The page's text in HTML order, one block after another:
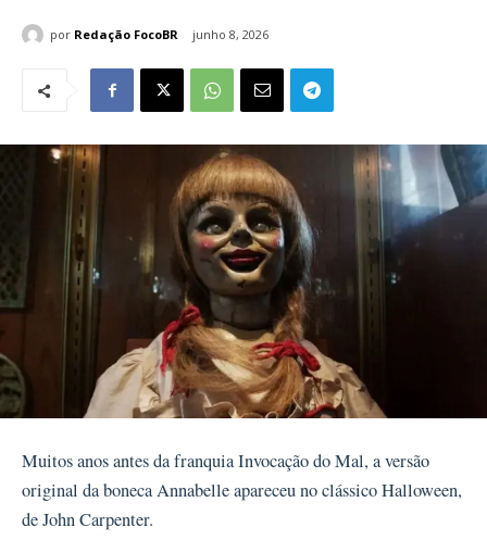
por Redação FocoBR junho 8, 2026
Muitos anos antes da franquia Invocação do Mal, a versão
original da boneca Annabelle apareceu no clássico Halloween,
de John Carpenter.